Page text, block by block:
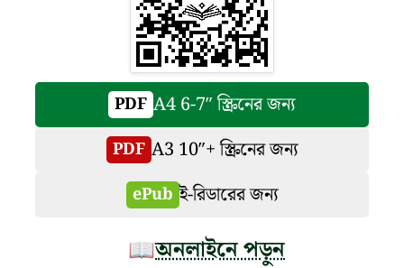
PDF A4 6-7″ স্ক্রিনের জন্য
PDF A3 10″+ স্ক্রিনের জন্য
ePub ই-রিডারের জন্য
📖অনলাইনে পড়ুন